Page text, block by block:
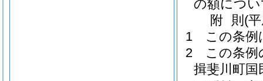
の額につ
附 則 (
1
この条例
2
この条例
揖斐川町